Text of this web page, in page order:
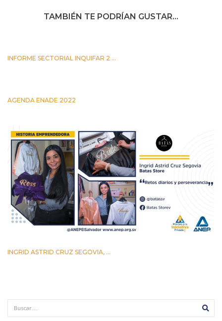
TAMBIÉN TE PODRÍAN GUSTAR...
INFORME SECTORIAL INQUIFAR 2 ...
AGENDA ENADE 2022
INGRID ASTRID CRUZ SEGOVIA, ...